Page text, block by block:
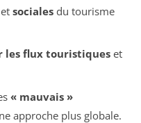
socialesdu tourisme
les flux touristiqueset
« mauvais »
approche plus globale.